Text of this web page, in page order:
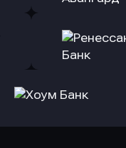
Оправить
в Банк
Оправить